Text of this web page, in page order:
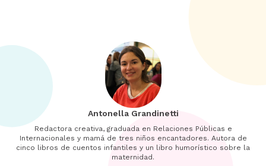
Antonella Grandinetti
Redactora creativa, graduada en Relaciones Públicas e
Internacionales y mamá de tres niños encantadores. Autora de
cinco libros de cuentos infantiles y un libro humorístico sobre la
maternidad.